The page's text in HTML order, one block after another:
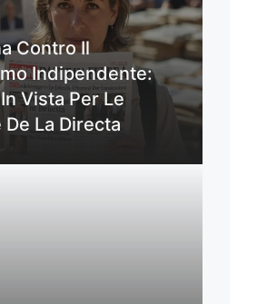
Contro Il
Indipendente:
Vista Per Le
La Directa